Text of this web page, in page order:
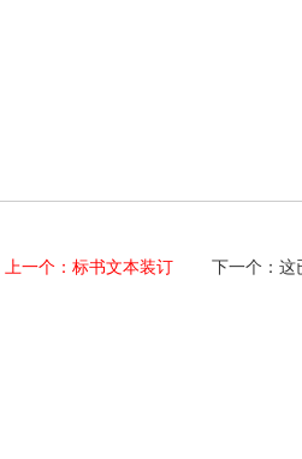
上一个：标书文本装订下一个：这已